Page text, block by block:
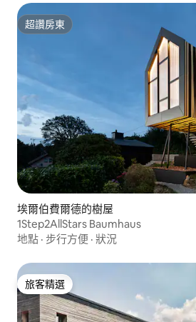
超讚房東
超讚房東
埃爾伯費爾德的樹屋
1Step2AllStars Baumhaus
地點 · 步行方便 · 狀況
旅客精選
旅客精選